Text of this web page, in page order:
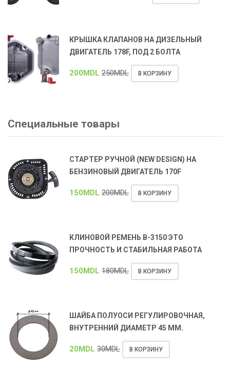
КРЫШКА КЛАПАНОВ НА ДИЗЕЛЬНЫЙ
ДВИГАТЕЛЬ 178F, ПОД 2 БОЛТА
200MDL 250MDL В КОРЗИНУ
Специальные товары
СТАРТЕР РУЧНОЙ (NEW DESIGN) НА
БЕНЗИНОВЫЙ ДВИГАТЕЛЬ 170F
150MDL 200MDL В КОРЗИНУ
КЛИНОВОЙ РЕМЕНЬ В-3150 ЭТО
ПРОЧНОСТЬ И СТАБИЛЬНАЯ РАБОТА
150MDL 180MDL В КОРЗИНУ
ШАЙБА ПОЛУОСИ РЕГУЛИРОВОЧНАЯ,
ВНУТРЕННИЙ ДИАМЕТР 45 ММ.
20MDL 30MDL В КОРЗИНУ